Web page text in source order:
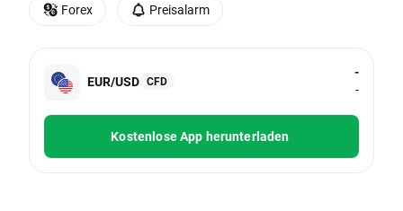
EUR/USD CFD
-
-
Kostenlose App herunterladen
Forex Preisalarm